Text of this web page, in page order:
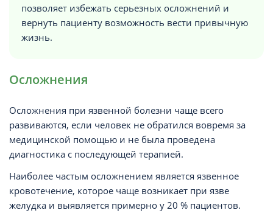
позволяет избежать серьезных осложнений и
вернуть пациенту возможность вести привычную
жизнь.
Осложнения
Осложнения при язвенной болезни чаще всего
развиваются, если человек не обратился вовремя за
медицинской помощью и не была проведена
диагностика с последующей терапией.
Наиболее частым осложнением является язвенное
кровотечение, которое чаще возникает при язве
желудка и выявляется примерно у 20 % пациентов.